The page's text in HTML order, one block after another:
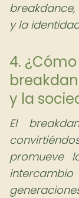
y la
4.
y la
El
promueve